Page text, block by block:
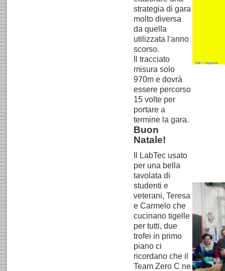
strategia di gara
molto diversa
da quella
utilizzata l'anno
scorso.
Il tracciato
misura solo
970m e dovrà
essere percorso
15 volte per
portare a
termine la gara.
Buon
Natale!
Il LabTec usato
per una bella
tavolata di
studenti e
veterani, Teresa
e Carmelo che
cucinano tigelle
per tutti, due
trofei in primo
piano ci
ricordano che il
Team Zero C ne